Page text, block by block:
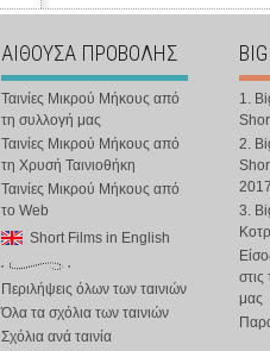
ΑΙΘΟΥΣΑ ΠΡΟΒΟΛΗΣ
Ταινίες Μικρού Μήκους από
τη συλλογή μας
Ταινίες Μικρού Μήκους από
τη Χρυσή Ταινιοθήκη
Ταινίες Μικρού Μήκους από
το Web
Short Films in English
Περιλήψεις όλων των ταινιών
Όλα τα σχόλια των ταινιών
Σχόλια ανά ταινία
1.
2.
3.
στις
μας